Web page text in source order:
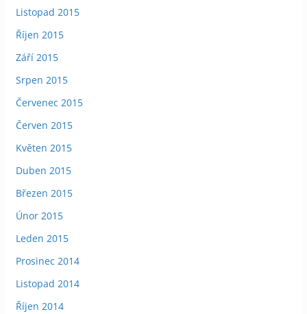
Listopad 2015
Říjen 2015
Září 2015
Srpen 2015
Červenec 2015
Červen 2015
Květen 2015
Duben 2015
Březen 2015
Únor 2015
Leden 2015
Prosinec 2014
Listopad 2014
Říjen 2014